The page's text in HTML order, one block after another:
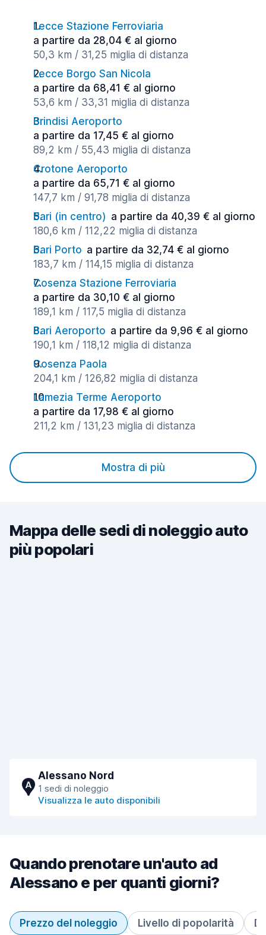
Lecce Stazione Ferroviaria
a partire da 28,04 € al giorno
50,3 km / 31,25 miglia di distanza
Lecce Borgo San Nicola
a partire da 68,41 € al giorno
53,6 km / 33,31 miglia di distanza
Brindisi Aeroporto
a partire da 17,45 € al giorno
89,2 km / 55,43 miglia di distanza
Crotone Aeroporto
a partire da 65,71 € al giorno
147,7 km / 91,78 miglia di distanza
Bari (in centro) a partire da 40,39 € al giorno
180,6 km / 112,22 miglia di distanza
Bari Porto a partire da 32,74 € al giorno
183,7 km / 114,15 miglia di distanza
Cosenza Stazione Ferroviaria
a partire da 30,10 € al giorno
189,1 km / 117,5 miglia di distanza
Bari Aeroporto a partire da 9,96 € al giorno
190,1 km / 118,12 miglia di distanza
Cosenza Paola
204,1 km / 126,82 miglia di distanza
Lamezia Terme Aeroporto
a partire da 17,98 € al giorno
211,2 km / 131,23 miglia di distanza
Mostra di più
Mappa delle sedi di noleggio auto
più popolari
A
Alessano Nord
1 sedi di noleggio
Visualizza le auto disponibili
Quando prenotare un'auto ad
Alessano e per quanti giorni?
Prezzo del noleggio Livello di popolarità